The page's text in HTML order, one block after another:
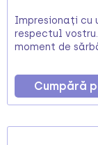
Impresionați cu
respectul
moment de
Cumpără